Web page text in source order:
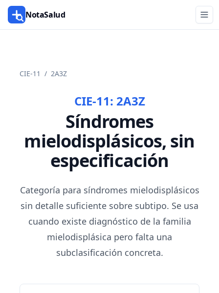
NotaSalud
CIE-11 / 2A3Z
CIE-11: 2A3Z
Síndromes
mielodisplásicos, sin
especificación
Categoría para síndromes mielodisplásicos
sin detalle suficiente sobre subtipo. Se usa
cuando existe diagnóstico de la familia
mielodisplásica pero falta una
subclasificación concreta.